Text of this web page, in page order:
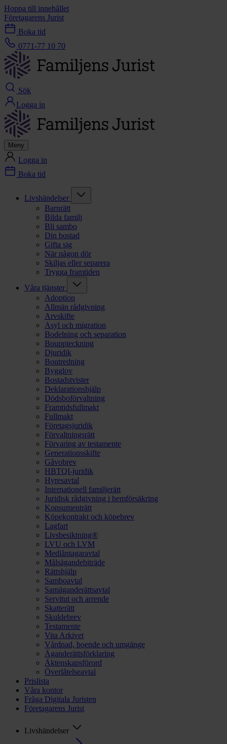
Hoppa till innehållet
Företagarens Jurist
Boka tid
0771-77 10 70
Sök
Logga in
Meny
Logga in
Boka tid
Livshändelser
Barnrätt
Bilda familj
Bli sambo
Din bostad
Gifta sig
När någon dör
Skiljas eller separera
Trygga framtiden
Våra tjänster
Adoption
Allmän rådgivning
Arvskifte
Asyl och migration
Bodelning och separation
Bouppteckning
Djuridik
Boutredning
Bygglov
Bostadstvister
Deklarationshjälp
Dödsboförvaltning
Framtidsfullmakt
Fullmakt
Företagsjuridik
Förvaltningsrätt
Förvaring av testamente
Generationsskifte
Gåvobrev
HBTQI-juridik
Hyresavtal
Internationell familjerätt
Juridisk rådgivning i hemförsäkring
Konsumenträtt
Köpekontrakt och köpebrev
Lagfart
Livsbesiktning®
LVU och LVM
Medlåntagaravtal
Målsägandebiträde
Rättshjälp
Samboavtal
Samäganderättsavtal
Servitut och arrende
Skatterätt
Skuldebrev
Testamente
Vita Arkivet
Vårdnad, boende och umgänge
Äganderättsförklaring
Äktenskapsförord
Överlåtelseavtal
Prislista
Våra kontor
Fråga Digitala Juristen
Företagarens Jurist
Livshändelser